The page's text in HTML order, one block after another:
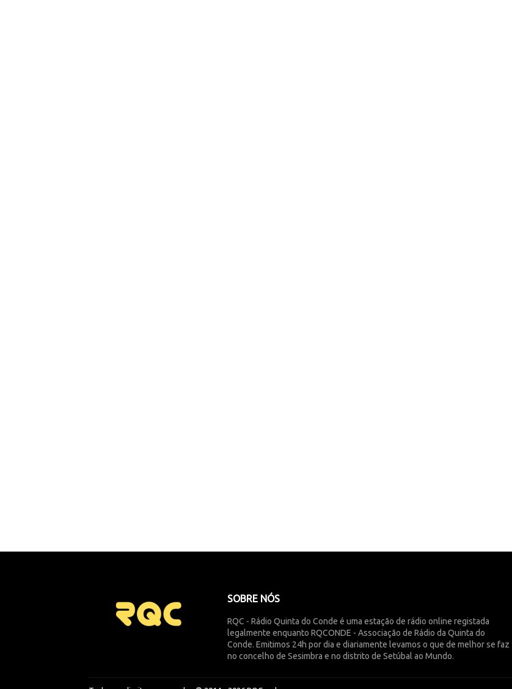
SOBRE NÓS
RQC - Rádio Quinta do Conde é uma estação de rádio online registada
legalmente enquanto RQCONDE - Associação de Rádio da Quinta do
Conde. Emitimos 24h por dia e diariamente levamos o que de melhor se faz
no concelho de Sesimbra e no distrito de Setúbal ao Mundo.